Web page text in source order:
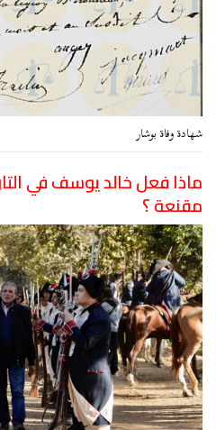
شهادة وفاة بوشار
ماذا فعل خالد يوسف في
مقنعة ؟